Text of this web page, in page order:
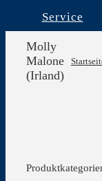
Service
Molly
Malone
(Irland)